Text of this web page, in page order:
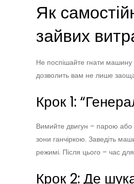
Як
зайвих
Не поспішайте гнати машину
дозволить вам не лише
Крок 1:
Вимийте двигун – парою або
зони ганчіркою. Заведіть
режимі. Після цього – час
Крок 2: Де